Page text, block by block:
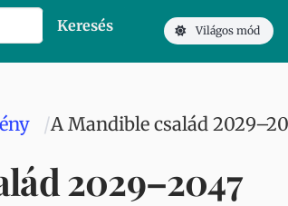
Keresés Világos mód
A Mandible család
2029–2047